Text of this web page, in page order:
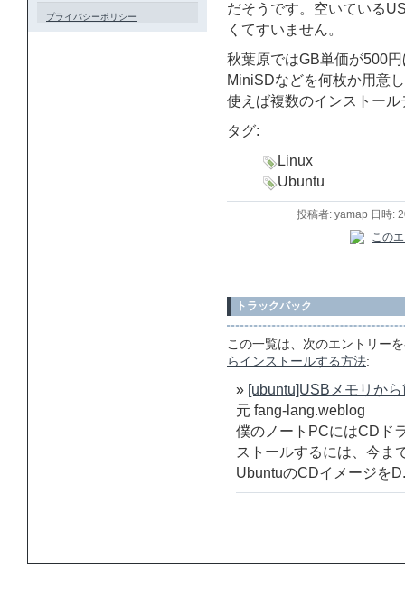
だそうです。空いている
くてすいません。
秋葉原ではGB単価が500
MiniSDなどを何枚か用意
使えば複数のインストー
タグ:
Linux
Ubuntu
投稿者: yamap 日時:
トラックバック
この一覧は、次のエントリー
らインストールする方法:
» [ubuntu]USBメモリか
元 fang-lang.weblog
僕のノートPCにはCDド
ストールするには、今ま
UbuntuのCDイメージを
プライバシーポリシー